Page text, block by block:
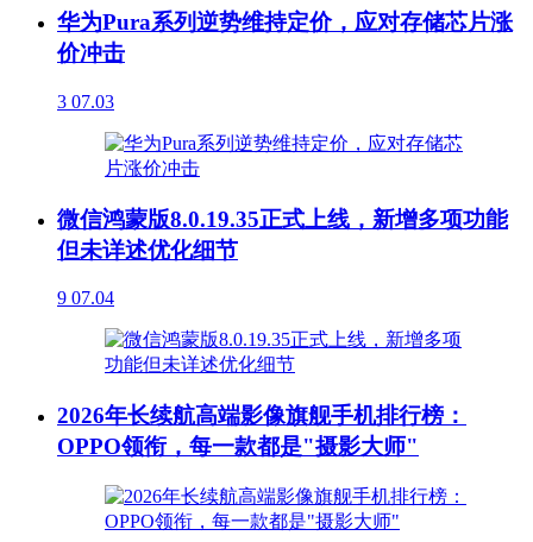
华为Pura系列逆势维持定价，应对存储芯片涨
价冲击
3 07.03
微信鸿蒙版8.0.19.35正式上线，新增多项功能
但未详述优化细节
9 07.04
2026年长续航高端影像旗舰手机排行榜：
OPPO领衔，每一款都是"摄影大师"